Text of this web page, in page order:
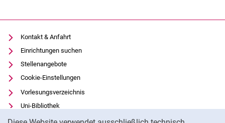
Kontakt & Anfahrt
Einrichtungen suchen
Stellenangebote
Cookie-Einstellungen
Vorlesungsverzeichnis
Uni-Bibliothek
Moodle